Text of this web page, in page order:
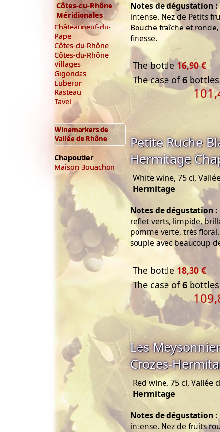
Côtes-du-Rhône
Méridionales
Châteauneuf-du-
Pape
Côtes-du-Rhône
Côtes-du-Rhône
Villages
Gigondas
Luberon
Rasteau
Tavel
Winemarkers de
Vallée du Rhône
Chapoutier
Maison Bouachon
Notes de dégustation :
intense. Nez de Petits
Bouche fraîche et
finesse.
The bottle 16,90 €
The case of6
Petite Ruche
Hermitage
White wine, 75 cl,
Hermitage
Notes de dégustation :
reflet verts, limpide,
pomme verte, très
souple avec beaucoup
The bottle 18,30 €
The case of6
Les
Crozes-
Red wine, 75 cl, Vallée
Hermitage
Notes de dégustation :
intense. Nez de fruits